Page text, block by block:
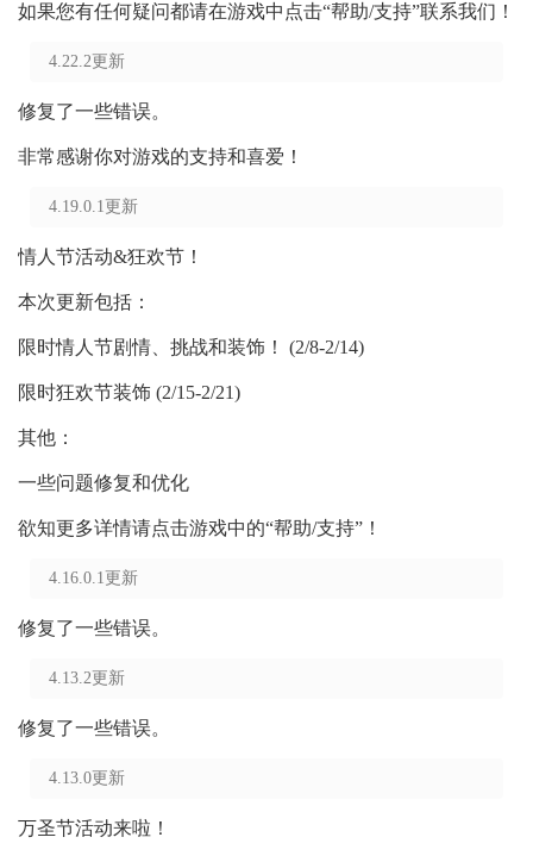
如果您有任何疑问都请在游戏中点击“帮助/支持”联系我们！
4.22.2更新
修复了一些错误。
非常感谢你对游戏的支持和喜爱！
4.19.0.1更新
情人节活动&狂欢节！
本次更新包括：
限时情人节剧情、挑战和装饰！ (2/8-2/14)
限时狂欢节装饰 (2/15-2/21)
其他：
一些问题修复和优化
欲知更多详情请点击游戏中的“帮助/支持”！
4.16.0.1更新
修复了一些错误。
4.13.2更新
修复了一些错误。
4.13.0更新
万圣节活动来啦！